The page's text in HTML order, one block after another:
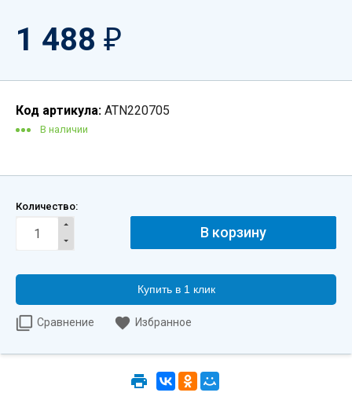
1 488 ₽
Код артикула: ATN220705
В наличии
Количество:
Купить в 1 клик
Сравнение Избранное